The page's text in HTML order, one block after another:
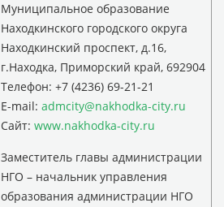
Муниципальное образование
Находкинского городского округа
Находкинский проспект, д.16,
г.Находка, Приморский край, 692904
Телефон: +7 (4236) 69-21-21
E-mail: admcity@nakhodka-city.ru
Сайт: www.nakhodka-city.ru
Заместитель главы администрации
НГО – начальник управления
образования администрации НГО